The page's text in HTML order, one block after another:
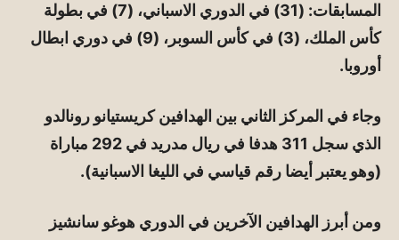
المسابقات: (31) في الدوري الاسباني، (7) في بطولة
كأس الملك، (3) في كأس السوبر، (9) في دوري ابطال
أوروبا.
وجاء في المركز الثاني بين الهدافين كريستيانو رونالدو
الذي سجل 311 هدفا في ريال مدريد في 292 مباراة
(وهو يعتبر أيضا رقم قياسي في الليغا الاسبانية).
ومن أبرز الهدافين الآخرين في الدوري هوغو سانشيز